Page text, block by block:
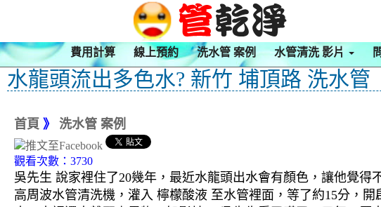
費用計算 線上預約 洗水管 案例 水管清洗 影片
水龍頭流出多色水? 新竹 埔頂路 洗水管
首頁 》 洗水管 案例
觀看次數：3730
吳先生 說家裡住了20幾年，最近水龍頭出水會有顏色，讓他覺
高周波水管清洗機，灌入 檸檬酸液 至水管裡面，等了約15分，